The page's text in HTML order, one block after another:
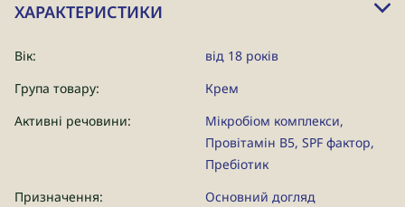
ХАРАКТЕРИСТИКИ
Вік:
від 18 років
Група товару:
Крем
Активні речовини:
Мікробіом комплекси,
Провітамін В5, SPF фактор,
Пребіотик
Призначення:
Основний догляд